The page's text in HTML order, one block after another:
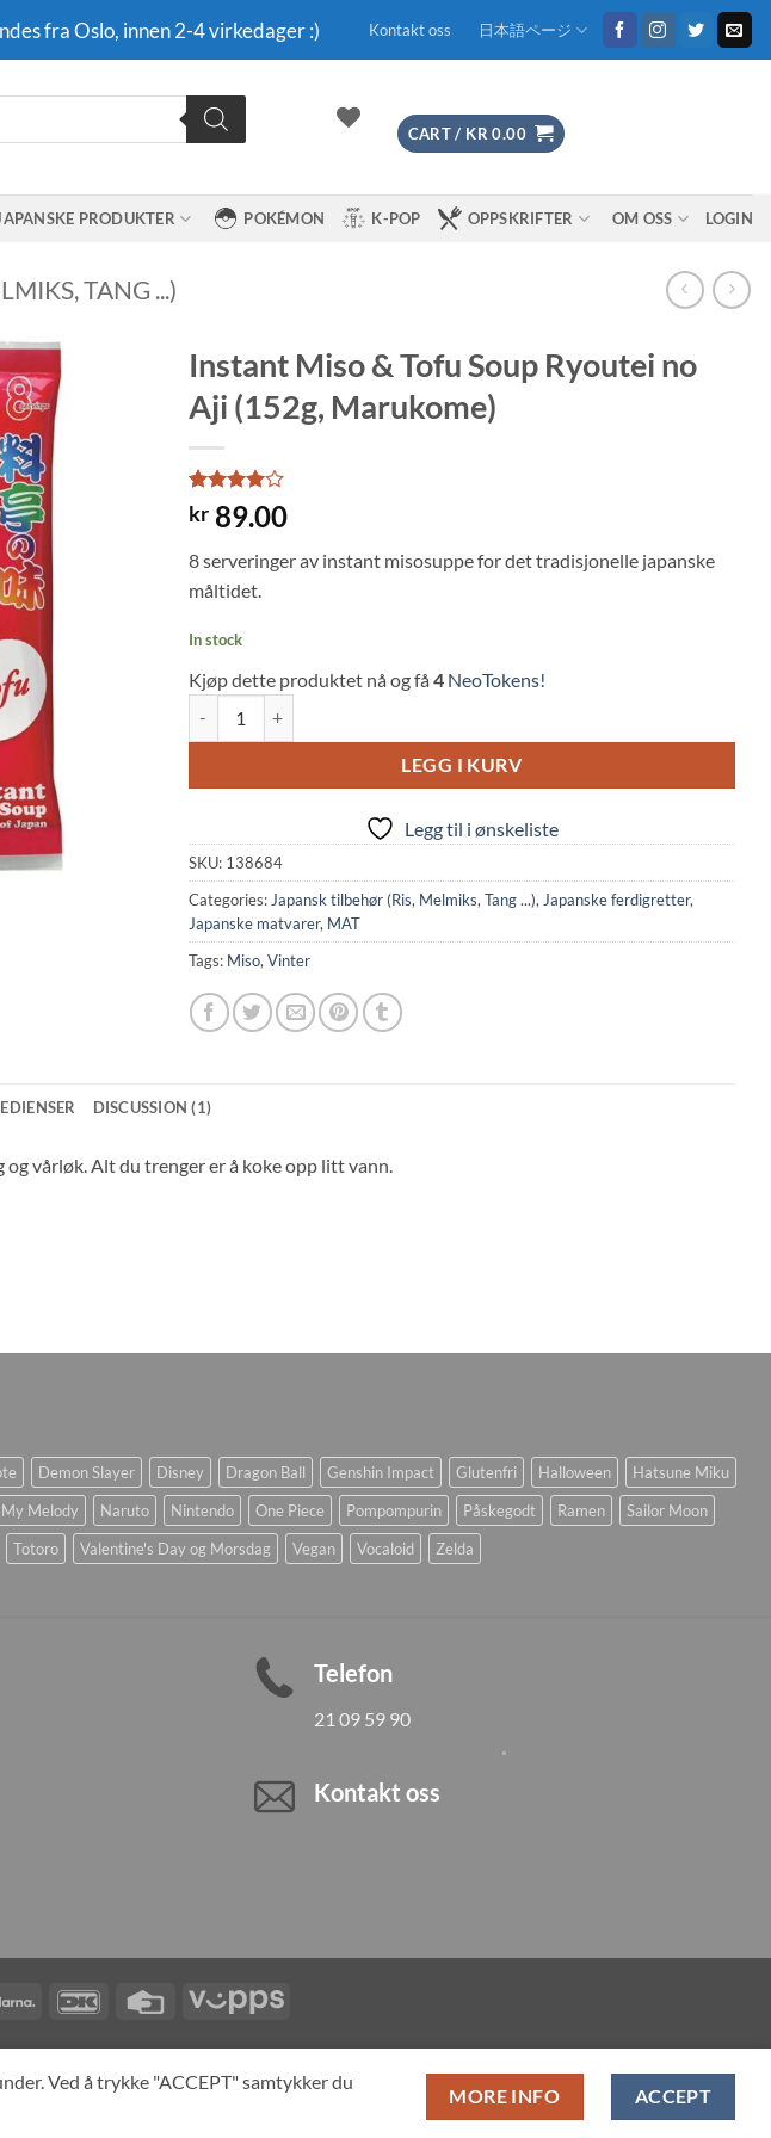
fra Oslo, innen 2-4 virkedager :) Kontakt oss 日本語ページ
CART / KR 0.00
PRODUKTER POKÉMON K-POP OPPSKRIFTER OM OSS LOGIN
TANG ...)
Instant Miso & Tofu Soup Ryoutei no
Aji (152g, Marukome)
Rated4
out of 5
1
customer
rating
kr89.00
8 serveringer av instant misosuppe for det tradisjonelle japanske
måltidet.
In stock
Kjøp dette produktet nå og få 4NeoTokens!
LEGG I KURV
Legg til i ønskeliste
SKU: 138684
Categories: Japansk tilbehør (Ris, Melmiks, Tang ...), Japanske ferdigretter,
Japanske matvarer, MAT
Tags: Miso, Vinter
DISCUSSION (1)
vårløk. Alt du trenger er å koke opp litt vann.
Demon Slayer Disney Dragon Ball Genshin Impact Glutenfri Halloween
Hatsune Miku
My Melody Naruto Nintendo One Piece Pompompurin Påskegodt Ramen
Sailor Moon
Totoro Valentine's Day og Morsdag Vegan Vocaloid Zelda
Telefon
21 09 59 90
Kontakt oss
Klarna DanKort
Credit
Vipps
MIN KONTO ALL PRODUCTS
Ved å trykke "ACCEPT" samtykker du
MORE INFO ACCEPT